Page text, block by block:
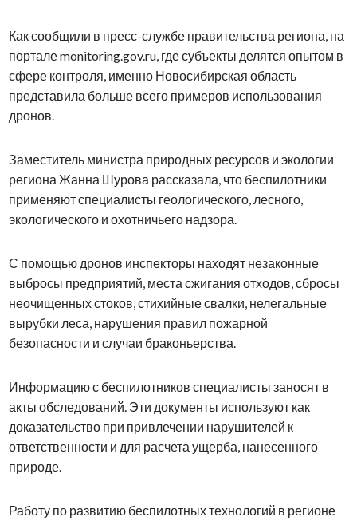
Как сообщили в пресс-службе правительства региона, на
портале monitoring.gov.ru, где субъекты делятся опытом в
сфере контроля, именно Новосибирская область
представила больше всего примеров использования
дронов.
Заместитель министра природных ресурсов и экологии
региона Жанна Шурова рассказала, что беспилотники
применяют специалисты геологического, лесного,
экологического и охотничьего надзора.
С помощью дронов инспекторы находят незаконные
выбросы предприятий, места сжигания отходов, сбросы
неочищенных стоков, стихийные свалки, нелегальные
вырубки леса, нарушения правил пожарной
безопасности и случаи браконьерства.
Информацию с беспилотников специалисты заносят в
акты обследований. Эти документы используют как
доказательство при привлечении нарушителей к
ответственности и для расчета ущерба, нанесенного
природе.
Работу по развитию беспилотных технологий в регионе